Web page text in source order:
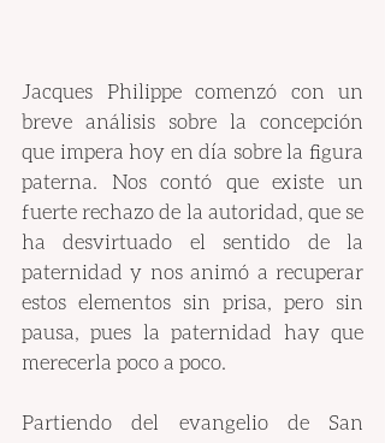
Jacques Philippe comenzó con un
breve análisis sobre la concepción
que impera hoy en día sobre la figura
paterna. Nos contó que existe un
fuerte rechazo de la autoridad, que se
ha desvirtuado el sentido de la
paternidad y nos animó a recuperar
estos elementos sin prisa, pero sin
pausa, pues la paternidad hay que
merecerla poco a poco.
Partiendo del evangelio de San